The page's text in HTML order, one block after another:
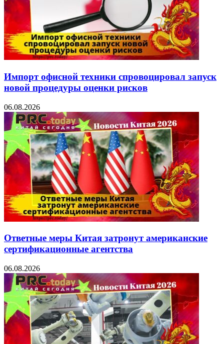
Импорт офисной техники спровоцировал запуск
новой процедуры оценки рисков
06.08.2026
Ответные меры Китая затронут американские
сертификационные агентства
06.08.2026